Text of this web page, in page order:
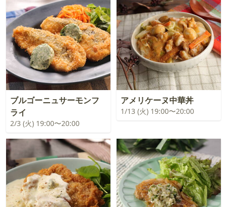
ブルゴーニュサーモンフ
ライ
2/3 (火) 19:00〜20:00
アメリケーヌ中華丼
1/13 (火) 19:00〜20:00